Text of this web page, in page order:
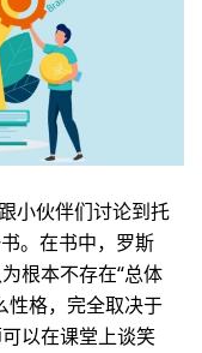
小伙伴们讨论到托
。在书中，罗斯
根本不存在“总体
性格，完全取决于
以在课堂上谈笑